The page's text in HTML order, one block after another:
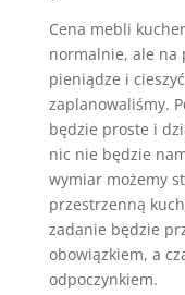
Cena mebli
normalnie, ale na
pieniądze i
zaplanowaliśmy.
będzie proste i
nic nie będzie
wymiar możemy
przestrzenną
zadanie będzie
obowiązkiem, a
odpoczynkiem.